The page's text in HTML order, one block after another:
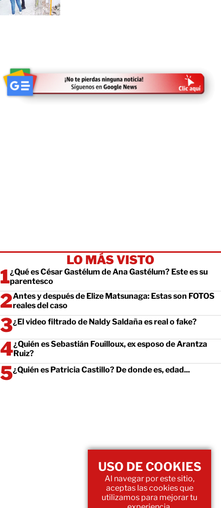
LO MÁS VISTO
¿Qué es César Gastélum de Ana Gastélum? Este es su
parentesco
Antes y después de Elize Matsunaga: Estas son FOTOS
reales del caso
¿El video filtrado de Naldy Saldaña es real o fake?
¿Quién es Sebastián Fouilloux, ex esposo de Arantza
Ruiz?
¿Quién es Patricia Castillo? De donde es, edad...
USO DE COOKIES
Al navegar por este sitio,
aceptas las cookies que
utilizamos para mejorar tu